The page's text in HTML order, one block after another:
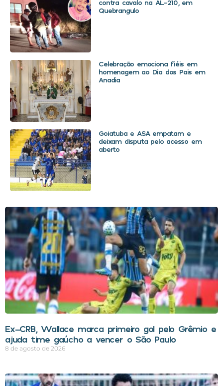
contra cavalo na AL-210, em
Quebrangulo
Celebração emociona fiéis em
homenagem ao Dia dos Pais em
Anadia
Goiatuba e ASA empatam e
deixam disputa pelo acesso em
aberto
Ex-CRB, Wallace marca primeiro gol pelo Grêmio e
ajuda time gaúcho a vencer o São Paulo
8 de agosto de 2026